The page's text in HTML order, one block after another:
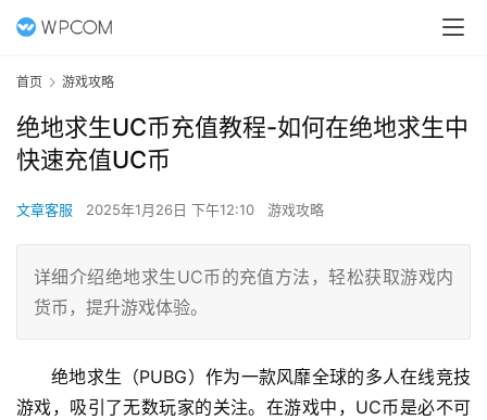
首页 游戏攻略
绝地求生UC币充值教程-如何在绝地求生中
快速充值UC币
文章客服 2025年1月26日 下午12:10 游戏攻略
详细介绍绝地求生UC币的充值方法，轻松获取游戏内
货币，提升游戏体验。
绝地求生（PUBG）作为一款风靡全球的多人在线竞技
游戏，吸引了无数玩家的关注。在游戏中，UC币是必不可